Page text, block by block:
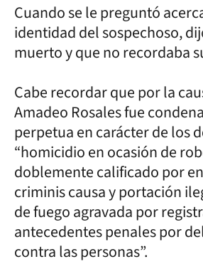
Cuando se le preguntó
identidad del sospechoso,
muerto y que no recordaba
Cabe recordar que por la
Amadeo Rosales fue
perpetua en carácter de los
“homicidio en ocasión de
doblemente calificado por
criminis causa y portación
de fuego agravada por
antecedentes penales por
contra las personas”.